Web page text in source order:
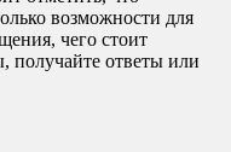
возможности для
чего стоит
получайте ответы или